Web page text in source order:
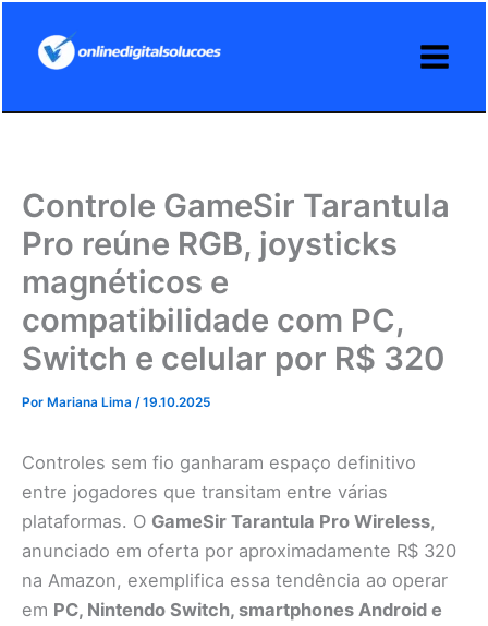
Controle GameSir Tarantula
Pro reúne RGB, joysticks
magnéticos e
compatibilidade com PC,
Switch e celular por R$ 320
Por Mariana Lima /19.10.2025
Controles sem fio ganharam espaço definitivo
entre jogadores que transitam entre várias
plataformas. O GameSir Tarantula Pro Wireless,
anunciado em oferta por aproximadamente R$ 320
na Amazon, exemplifica essa tendência ao operar
em PC, Nintendo Switch, smartphones Android e